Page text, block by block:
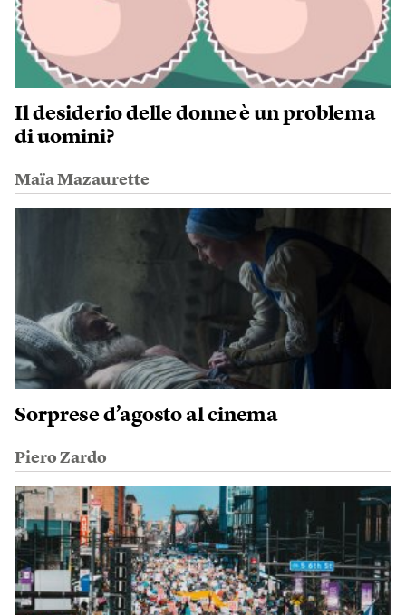
Il desiderio delle donne è un problema
di uomini?
Maïa Mazaurette
Sorprese d’agosto al cinema
Piero Zardo